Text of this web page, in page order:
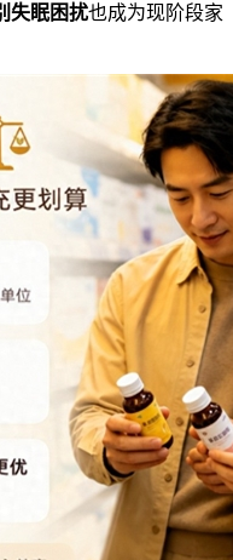
失眠困扰也成为现阶段家